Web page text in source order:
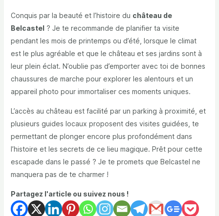
Conquis par la beauté et l’histoire du château de
Belcastel? Je te recommande de planifier ta visite
pendant les mois de printemps ou d’été, lorsque le climat
est le plus agréable et que le château et ses jardins sont à
leur plein éclat. N’oublie pas d’emporter avec toi de bonnes
chaussures de marche pour explorer les alentours et un
appareil photo pour immortaliser ces moments uniques.
L’accès au château est facilité par un parking à proximité, et
plusieurs guides locaux proposent des visites guidées, te
permettant de plonger encore plus profondément dans
l’histoire et les secrets de ce lieu magique. Prêt pour cette
escapade dans le passé ? Je te promets que Belcastel ne
manquera pas de te charmer !
Partagez l'article ou suivez nous !